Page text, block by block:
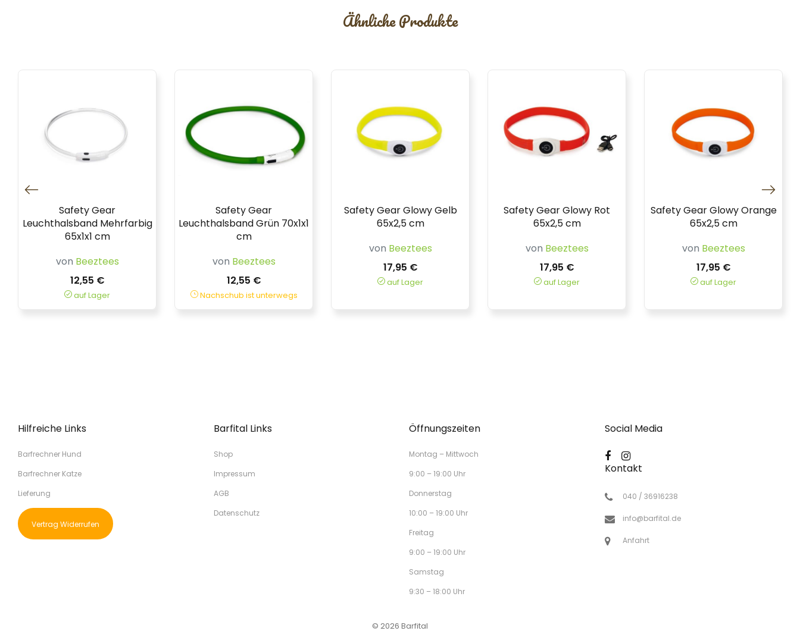
Ähnliche Produkte
Safety Gear
Leuchthalsband Mehrfarbig
65x1x1 cm
von Beeztees
12,55 €
auf Lager
Safety Gear
Leuchthalsband Grün 70x1x1
cm
von Beeztees
12,55 €
Nachschub ist unterwegs
Safety Gear Glowy Gelb
65x2,5 cm
von Beeztees
17,95 €
auf Lager
Safety Gear Glowy Rot
65x2,5 cm
von Beeztees
17,95 €
auf Lager
Safety Gear Glowy Orange
65x2,5 cm
von Beeztees
17,95 €
auf Lager
Hilfreiche Links
Barfrechner Hund
Barfrechner Katze
Lieferung
Vertrag Widerrufen
Barfital Links
Shop
Impressum
AGB
Datenschutz
Öffnungszeiten
Montag – Mittwoch
9:00 – 19:00 Uhr
Donnerstag
10:00 – 19:00 Uhr
Freitag
9:00 – 19:00 Uhr
Samstag
9:30 – 18:00 Uhr
Social Media
Kontakt
040 / 36916238
info@barfital.de
Anfahrt
© 2026 Barfital